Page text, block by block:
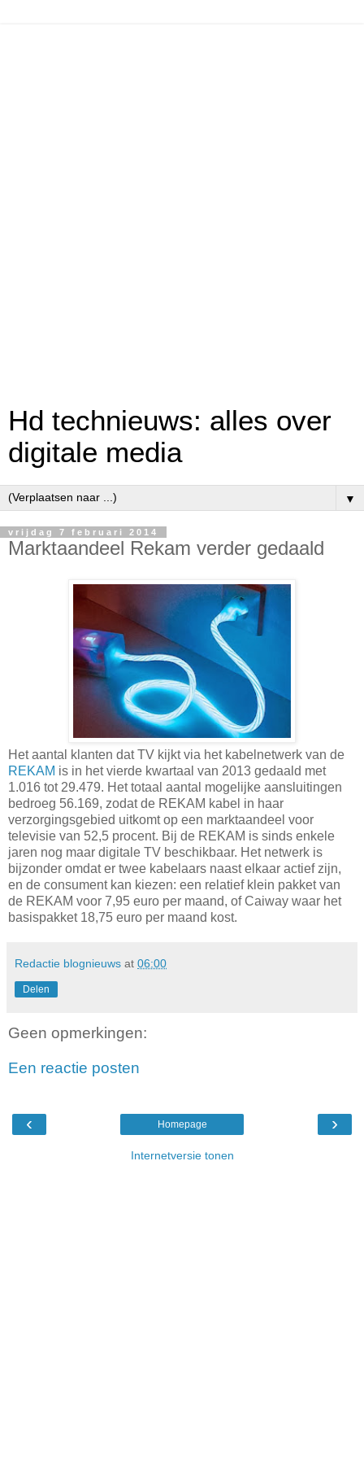
Hd technieuws: alles over
digitale media
▼
vrijdag 7 februari 2014
Marktaandeel Rekam verder gedaald
Het aantal klanten dat TV kijkt via het kabelnetwerk van de
REKAM is in het vierde kwartaal van 2013 gedaald met
1.016 tot 29.479. Het totaal aantal mogelijke aansluitingen
bedroeg 56.169, zodat de REKAM kabel in haar
verzorgingsgebied uitkomt op een marktaandeel voor
televisie van 52,5 procent. Bij de REKAM is sinds enkele
jaren nog maar digitale TV beschikbaar. Het netwerk is
bijzonder omdat er twee kabelaars naast elkaar actief zijn,
en de consument kan kiezen: een relatief klein pakket van
de REKAM voor 7,95 euro per maand, of Caiway waar het
basispakket 18,75 euro per maand kost.
Redactie blognieuws at 06:00
Delen
Geen opmerkingen:
Een reactie posten
‹ ›
Homepage
Internetversie tonen